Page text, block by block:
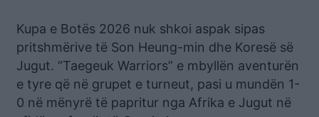
Kupa e Botës 2026 nuk shkoi aspak sipas
pritshmërive të Son Heung-min dhe Koresë së
Jugut. “Taegeuk Warriors” e mbyllën aventurën
e tyre që në grupet e turneut, pasi u mundën 1-
0 në mënyrë të papritur nga Afrika e Jugut në